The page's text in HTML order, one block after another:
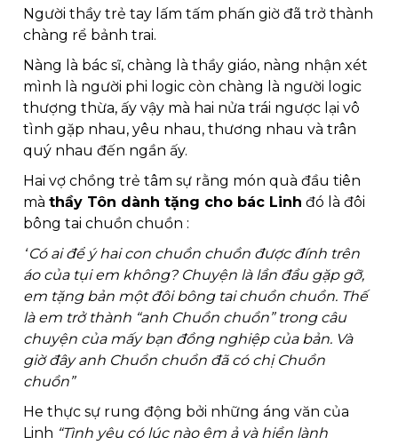
Người thầy trẻ tay lấm tấm phấn giờ đã trở thành
chàng rể bảnh trai.
Nàng là bác sĩ, chàng là thầy giáo, nàng nhận xét
mình là người phi logic còn chàng là người logic
thượng thừa, ấy vậy mà hai nửa trái ngược lại vô
tình gặp nhau, yêu nhau, thương nhau và trân
quý nhau đến ngần ấy.
Hai vợ chồng trẻ tâm sự rằng món quà đầu tiên
mà thầy Tôn dành tặng cho bác Linh đó là đôi
bông tai chuồn chuồn :
“Có ai để ý hai con chuồn chuồn được đính trên
áo của tụi em không? Chuyện là lần đầu gặp gỡ,
em tặng bản một đôi bông tai chuồn chuồn. Thế
là em trở thành “anh Chuồn chuồn” trong câu
chuyện của mấy bạn đồng nghiệp của bản. Và
giờ đây anh Chuồn chuồn đã có chị Chuồn
chuồn”
He thực sự rung động bởi những áng văn của
Linh “Tình yêu có lúc nào êm ả và hiền lành